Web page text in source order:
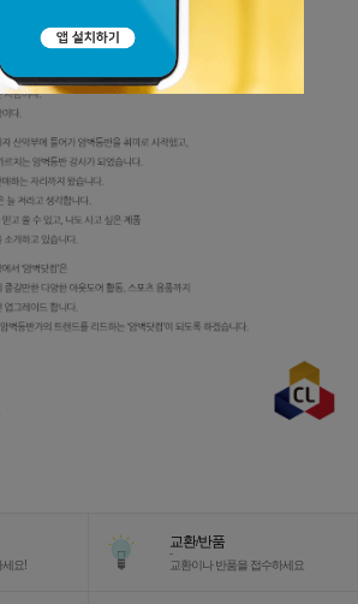
요!
교환/반품
-
교환이나 반품을 접수하세요